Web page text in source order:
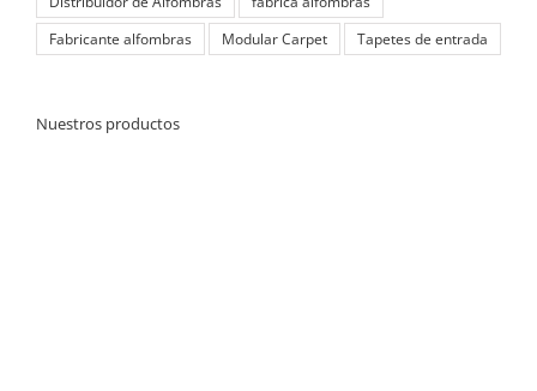
Fabricante alfombras
Modular Carpet Tapetes de entrada
Nuestros productos